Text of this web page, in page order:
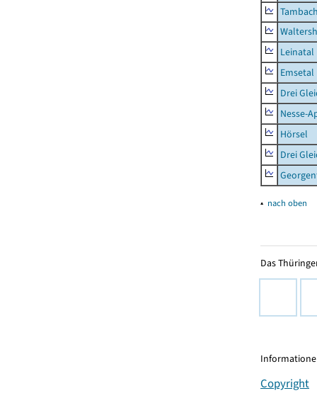
Leinatal
Emsetal
Drei
Nesse-
Hörsel
Drei
▴ nach oben
Das
Copyright